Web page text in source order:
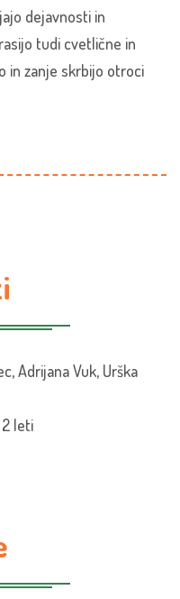
dejavnosti in
tudi cvetlične in
in zanje skrbijo otroci
Adrijana Vuk, Urška
2 leti